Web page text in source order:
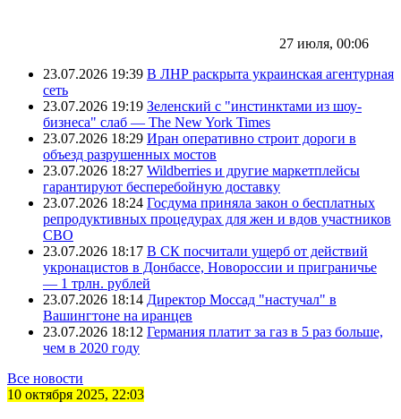
27 июля, 00:06
23.07.2026 19:39 В ЛНР раскрыта украинская агентурная
сеть
23.07.2026 19:19 Зеленский с "инстинктами из шоу-
бизнеса" слаб — The New York Times
23.07.2026 18:29 Иран оперативно строит дороги в
объезд разрушенных мостов
23.07.2026 18:27 Wildberries и другие маркетплейсы
гарантируют бесперебойную доставку
23.07.2026 18:24 Госдума приняла закон о бесплатных
репродуктивных процедурах для жен и вдов участников
СВО
23.07.2026 18:17 В СК посчитали ущерб от действий
укронацистов в Донбассе, Новороссии и приграничье
— 1 трлн. рублей
23.07.2026 18:14 Директор Моссад "настучал" в
Вашингтоне на иранцев
23.07.2026 18:12 Германия платит за газ в 5 раз больше,
чем в 2020 году
Все новости
10 октября 2025, 22:03